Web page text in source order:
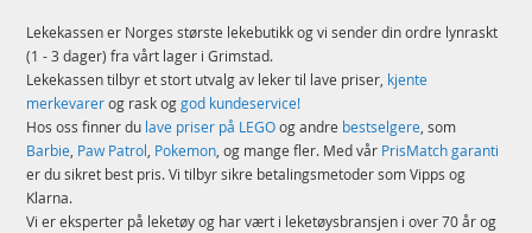
Lekekassen er Norges største lekebutikk og vi sender din ordre lynraskt
(1 - 3 dager) fra vårt lager i Grimstad.
Lekekassen tilbyr et stort utvalg av leker til lave priser, kjente
merkevarerog rask oggod kundeservice!
Hos oss finner du lave priser på LEGOog andre bestselgere, som
Barbie, Paw Patrol, Pokemon, og mange fler. Med vår PrisMatch garanti
er du sikret best pris. Vi tilbyr sikre betalingsmetoder som Vipps og
Klarna.
Vi er eksperter på leketøy og har vært i leketøysbransjen i over 70 år og